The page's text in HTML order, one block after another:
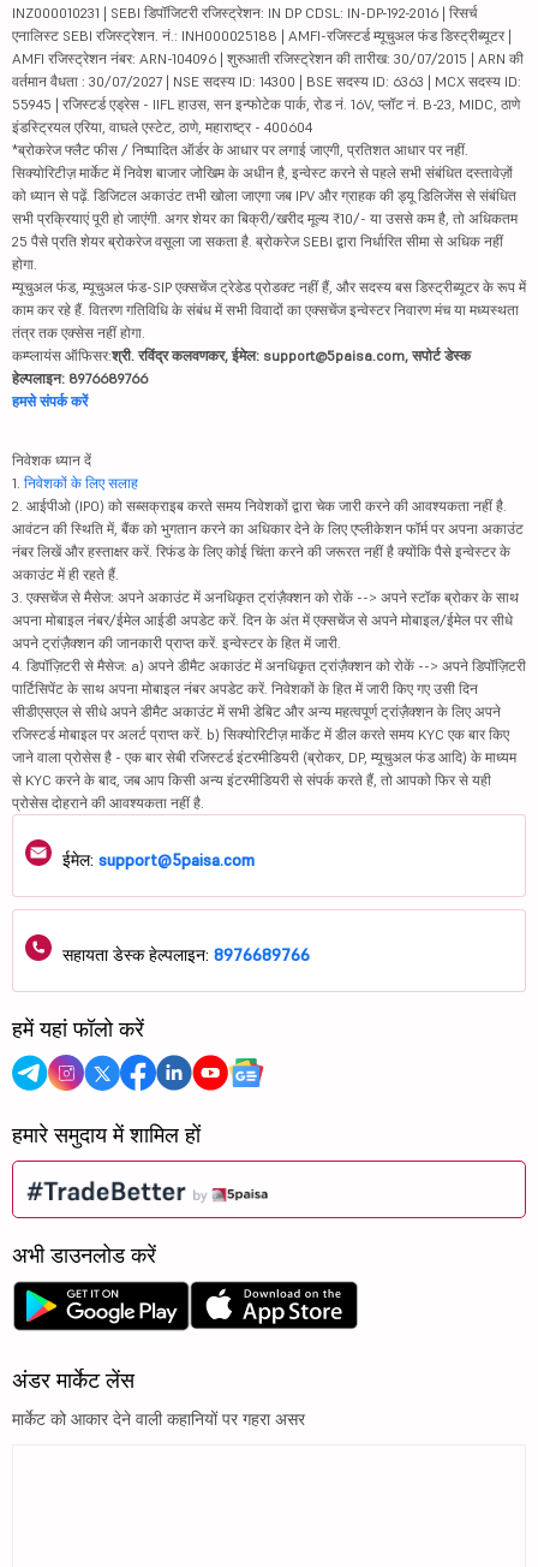
INZ000010231 | SEBI डिपॉजिटरी रजिस्ट्रेशन: IN DP CDSL: IN-DP-192-2016 | रिसर्च
एनालिस्ट SEBI रजिस्ट्रेशन. नं.: INH000025188 | AMFI-रजिस्टर्ड म्यूचुअल फंड डिस्ट्रीब्यूटर |
AMFI रजिस्ट्रेशन नंबर: ARN-104096 | शुरुआती रजिस्ट्रेशन की तारीख: 30/07/2015 | ARN की
वर्तमान वैधता : 30/07/2027 | NSE सदस्य ID: 14300 | BSE सदस्य ID: 6363 | MCX सदस्य ID:
55945 | रजिस्टर्ड एड्रेस - IIFL हाउस, सन इन्फोटेक पार्क, रोड नं. 16V, प्लॉट नं. B-23, MIDC, ठाणे
इंडस्ट्रियल एरिया, वाघले एस्टेट, ठाणे, महाराष्ट्र - 400604
*ब्रोकरेज फ्लैट फीस / निष्पादित ऑर्डर के आधार पर लगाई जाएगी, प्रतिशत आधार पर नहीं.
सिक्योरिटीज़ मार्केट में निवेश बाजार जोखिम के अधीन है, इन्वेस्ट करने से पहले सभी संबंधित दस्तावेज़ों
को ध्यान से पढ़ें. डिजिटल अकाउंट तभी खोला जाएगा जब IPV और ग्राहक की ड्यू डिलिजेंस से संबंधित
सभी प्रक्रियाएं पूरी हो जाएंगी. अगर शेयर का बिक्री/खरीद मूल्य ₹10/- या उससे कम है, तो अधिकतम
25 पैसे प्रति शेयर ब्रोकरेज वसूला जा सकता है. ब्रोकरेज SEBI द्वारा निर्धारित सीमा से अधिक नहीं
होगा.
म्यूचुअल फंड, म्यूचुअल फंड-SIP एक्सचेंज ट्रेडेड प्रोडक्ट नहीं हैं, और सदस्य बस डिस्ट्रीब्यूटर के रूप में
काम कर रहे हैं. वितरण गतिविधि के संबंध में सभी विवादों का एक्सचेंज इन्वेस्टर निवारण मंच या मध्यस्थता
तंत्र तक एक्सेस नहीं होगा.
कम्प्लायंस ऑफिसर:श्री. रविंद्र कलवणकर, ईमेल: support@5paisa.com, सपोर्ट डेस्क
हेल्पलाइन: 8976689766
हमसे संपर्क करें
निवेशक ध्यान दें
1. निवेशकों के लिए सलाह
2. आईपीओ (IPO) को सब्सक्राइब करते समय निवेशकों द्वारा चेक जारी करने की आवश्यकता नहीं है.
आवंटन की स्थिति में, बैंक को भुगतान करने का अधिकार देने के लिए एप्लीकेशन फॉर्म पर अपना अकाउंट
नंबर लिखें और हस्ताक्षर करें. रिफंड के लिए कोई चिंता करने की जरूरत नहीं है क्योंकि पैसे इन्वेस्टर के
अकाउंट में ही रहते हैं.
3. एक्सचेंज से मैसेज: अपने अकाउंट में अनधिकृत ट्रांज़ैक्शन को रोकें --> अपने स्टॉक ब्रोकर के साथ
अपना मोबाइल नंबर/ईमेल आईडी अपडेट करें. दिन के अंत में एक्सचेंज से अपने मोबाइल/ईमेल पर सीधे
अपने ट्रांज़ैक्शन की जानकारी प्राप्त करें. इन्वेस्टर के हित में जारी.
4. डिपॉज़िटरी से मैसेज: a) अपने डीमैट अकाउंट में अनधिकृत ट्रांज़ैक्शन को रोकें --> अपने डिपॉज़िटरी
पार्टिसिपेंट के साथ अपना मोबाइल नंबर अपडेट करें. निवेशकों के हित में जारी किए गए उसी दिन
सीडीएसएल से सीधे अपने डीमैट अकाउंट में सभी डेबिट और अन्य महत्वपूर्ण ट्रांज़ैक्शन के लिए अपने
रजिस्टर्ड मोबाइल पर अलर्ट प्राप्त करें. b) सिक्योरिटीज़ मार्केट में डील करते समय KYC एक बार किए
जाने वाला प्रोसेस है - एक बार सेबी रजिस्टर्ड इंटरमीडियरी (ब्रोकर, DP, म्यूचुअल फंड आदि) के माध्यम
से KYC करने के बाद, जब आप किसी अन्य इंटरमीडियरी से संपर्क करते हैं, तो आपको फिर से यही
प्रोसेस दोहराने की आवश्यकता नहीं है.
ईमेल: support@5paisa.com
सहायता डेस्क हेल्पलाइन: 8976689766
हमें यहां फॉलो करें
हमारे समुदाय में शामिल हों
अभी डाउनलोड करें
अंडर मार्केट लेंस
मार्केट को आकार देने वाली कहानियों पर गहरा असर